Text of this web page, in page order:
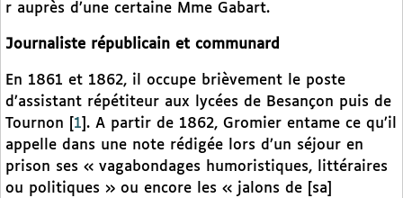
r auprès d’une certaine Mme Gabart.
Journaliste républicain et communard
En 1861 et 1862, il occupe brièvement le poste
d’assistant répétiteur aux lycées de Besançon puis de
Tournon
1 . A partir de 1862, Gromier entame ce qu’il
appelle dans une note rédigée lors d’un séjour en
prison ses « vagabondages humoristiques, littéraires
ou politiques » ou encore les « jalons de [sa]